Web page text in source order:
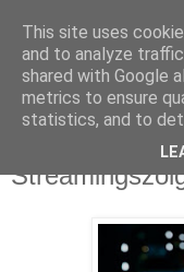
2024. március 9.,
A Marvelek
This site uses
and to analyze
shared with Google
metrics to ensure
statistics, and to